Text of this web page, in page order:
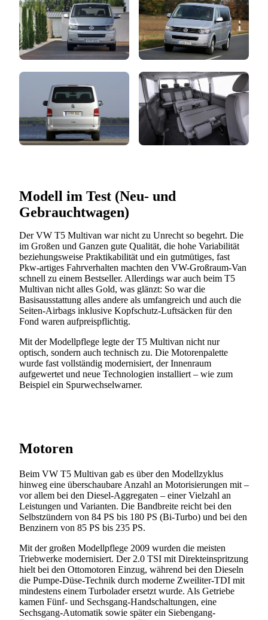
Modell im Test (Neu- und
Gebrauchtwagen)
Der VW T5 Multivan war nicht zu Unrecht so begehrt. Die
im Großen und Ganzen gute Qualität, die hohe Variabilität
beziehungsweise Praktikabilität und ein gutmütiges, fast
Pkw-artiges Fahrverhalten machten den VW-Großraum-Van
schnell zu einem Bestseller. Allerdings war auch beim T5
Multivan nicht alles Gold, was glänzt: So war die
Basisausstattung alles andere als umfangreich und auch die
Seiten-Airbags inklusive Kopfschutz-Luftsäcken für den
Fond waren aufpreispflichtig.
Mit der Modellpflege legte der T5 Multivan nicht nur
optisch, sondern auch technisch zu. Die Motorenpalette
wurde fast vollständig modernisiert, der Innenraum
aufgewertet und neue Technologien installiert – wie zum
Beispiel ein Spurwechselwarner.
Motoren
Beim VW T5 Multivan gab es über den Modellzyklus
hinweg eine überschaubare Anzahl an Motorisierungen mit –
vor allem bei den Diesel-Aggregaten – einer Vielzahl an
Leistungen und Varianten. Die Bandbreite reicht bei den
Selbstzündern von 84 PS bis 180 PS (Bi-Turbo) und bei den
Benzinern von 85 PS bis 235 PS.
Mit der großen Modellpflege 2009 wurden die meisten
Triebwerke modernisiert. Der 2.0 TSI mit Direkteinspritzung
hielt bei den Ottomotoren Einzug, während bei den Dieseln
die Pumpe-Düse-Technik durch moderne Zweiliter-TDI mit
mindestens einem Turbolader ersetzt wurde. Als Getriebe
kamen Fünf- und Sechsgang-Handschaltungen, eine
Sechsgang-Automatik sowie später ein Siebengang-